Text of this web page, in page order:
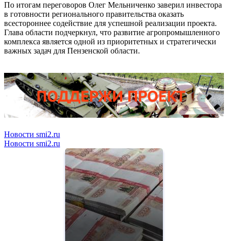
По итогам переговоров Олег Мельниченко заверил инвестора
в готовности регионального правительства оказать
всестороннее содействие для успешной реализации проекта.
Глава области подчеркнул, что развитие агропромышленного
комплекса является одной из приоритетных и стратегически
важных задач для Пензенской области.
Новости smi2.ru
Новости smi2.ru